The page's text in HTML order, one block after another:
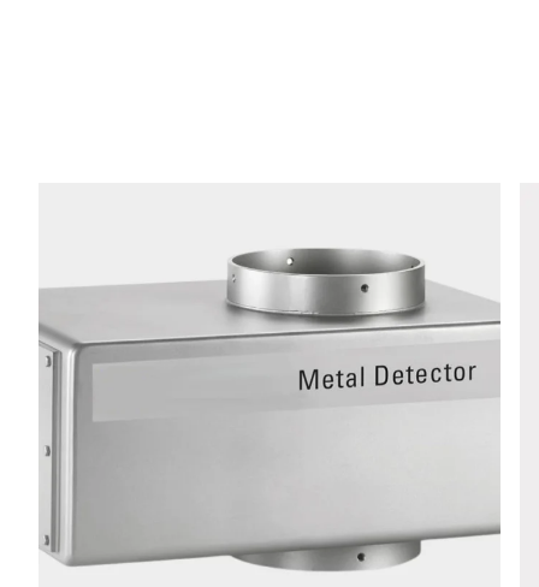
Code postal *